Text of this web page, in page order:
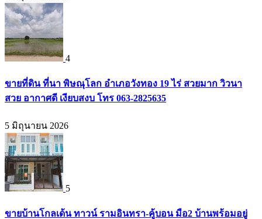
4
ขายที่ดิน ที่นา พิษณุโลก อำเภอวังทอง 19 ไร่ สวยมาก วิวนา
สวย อากาศดี เงียบสงบ โทร 063-2825635
5 มิถุนายน 2026
5
ขายบ้านโกลเด้น ทาวน์ รามอินทรา-คู้บอน มือ2 บ้านพร้อมอยู่